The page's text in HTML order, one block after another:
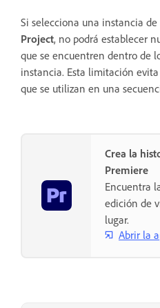
Si selecciona una instancia
Project, no podrá establecer
que se encuentren dentro de
instancia. Esta limitación
que se utilizan en una
Crea la
Premiere
Encuentra
edición de
lugar.
Abrir la